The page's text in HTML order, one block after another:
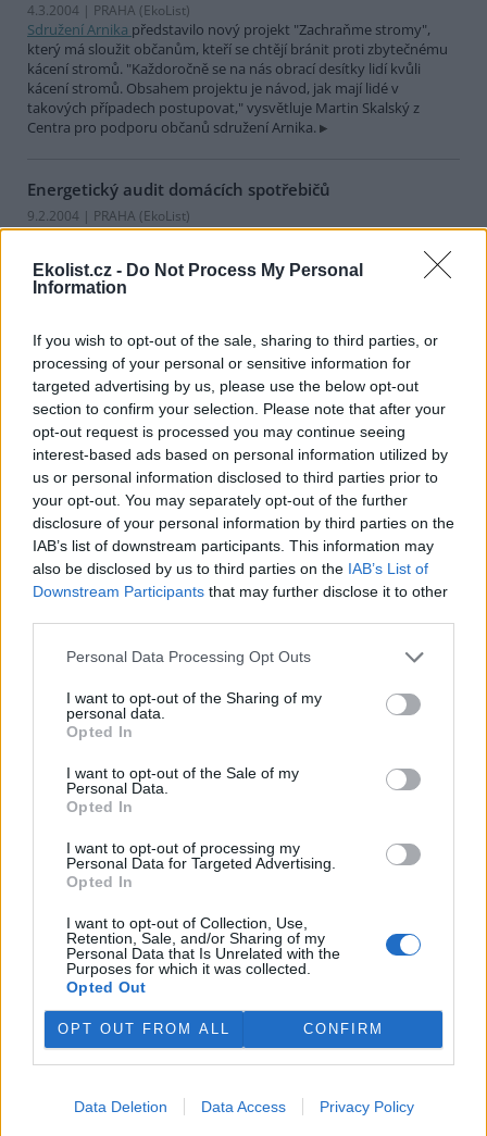
Ekolist.cz - Do Not Process My Personal
Information
If you wish to opt-out of the sale, sharing to third parties, or
processing of your personal or sensitive information for
targeted advertising by us, please use the below opt-out
section to confirm your selection. Please note that after your
opt-out request is processed you may continue seeing
interest-based ads based on personal information utilized by
us or personal information disclosed to third parties prior to
your opt-out. You may separately opt-out of the further
disclosure of your personal information by third parties on the
IAB’s list of downstream participants. This information may
also be disclosed by us to third parties on the IAB’s List of
Downstream Participants that may further disclose it to other
Personal Data Processing Opt Outs
I want to opt-out of the Sharing of my
personal data.
Opted In
I want to opt-out of the Sale of my
Personal Data.
Opted In
I want to opt-out of processing my
Personal Data for Targeted Advertising.
Opted In
I want to opt-out of Collection, Use,
Retention, Sale, and/or Sharing of my
Personal Data that Is Unrelated with the
Purposes for which it was collected.
Opted Out
OPT OUT FROM ALL CONFIRM
Data Deletion Data Access Privacy Policy
4.3.2004 | PRAHA (EkoList)
Sdružení Arnika představilo nový projekt "Zachraňme stromy",
který má sloužit občanům, kteří se chtějí bránit proti zbytečnému
kácení stromů. "Každoročně se na nás obrací desítky lidí kvůli
kácení stromů. Obsahem projektu je návod, jak mají lidé v
takových případech postupovat," vysvětluje Martin Skalský z
Centra pro podporu občanů sdružení Arnika.
Energetický audit domácích spotřebičů
9.2.2004 | PRAHA (EkoList)
Máte doma elektrické přístroje, které necháváte zapnuté v tzv.
spotřebujete a zaplatíte nemálo elektrické energie.
Odvrácená strana plenek
29.1.2004 | PRAHA (EkoList)
Když se v 80. letech minulého století objevily jednorázové pleny,
hlásali jejich výrobci, že jde o revoluci v péči o dítě. Jenže není
všechno zlato, co se leskne, a to ani v případě plenek.
Alternativní palivo LPG
3.12.2003 | PRAHA (EkoList)
Tento článek byl napsán jako detailnější odpověď nadotazčtenáře
EkoListu: "Chtěl jsem se zeptat, jak je ekologické palivo LPG oproti
bezolovnatému benzínu Natural 95. Při provozu ve vozidle bez
katalyzátoru a s katalyzátorem, řízeným či neřízeným. Je v
Evropské unii podpora systémů LPG?"
Současná motorová vozidla a ekologie
3.12.2003 | PRAHA (EkoList)
Tento článek je psán jako odpověď čtenáři EkoListu, který se zaslal
redakci následující dotaz
ve vozidle bez katalyzátoru a s katalyzátorem, řízeným či
neřízeným. Je v Evropské unii
dotazy a odpovědi
Může zemědělec používat chemický postřik, když vítr vane k
vesnici?
2. dubna 2017
Diskuse: 3
Musím mít revizi na kotel, když ho nepoužívám?
7. listopadu 2016
Přepojení domácí ČOV na obecní kanalizaci: musím?